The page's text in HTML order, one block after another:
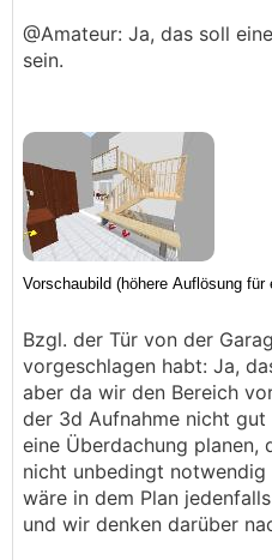
@Amateur: Ja, das soll
sein.
Bzgl. der Tür von der
vorgeschlagen habt: Ja,
aber da wir den Bereich
der 3d Aufnahme nicht gut
eine Überdachung planen,
nicht unbedingt notwendig
wäre in dem Plan
und wir denken darüber